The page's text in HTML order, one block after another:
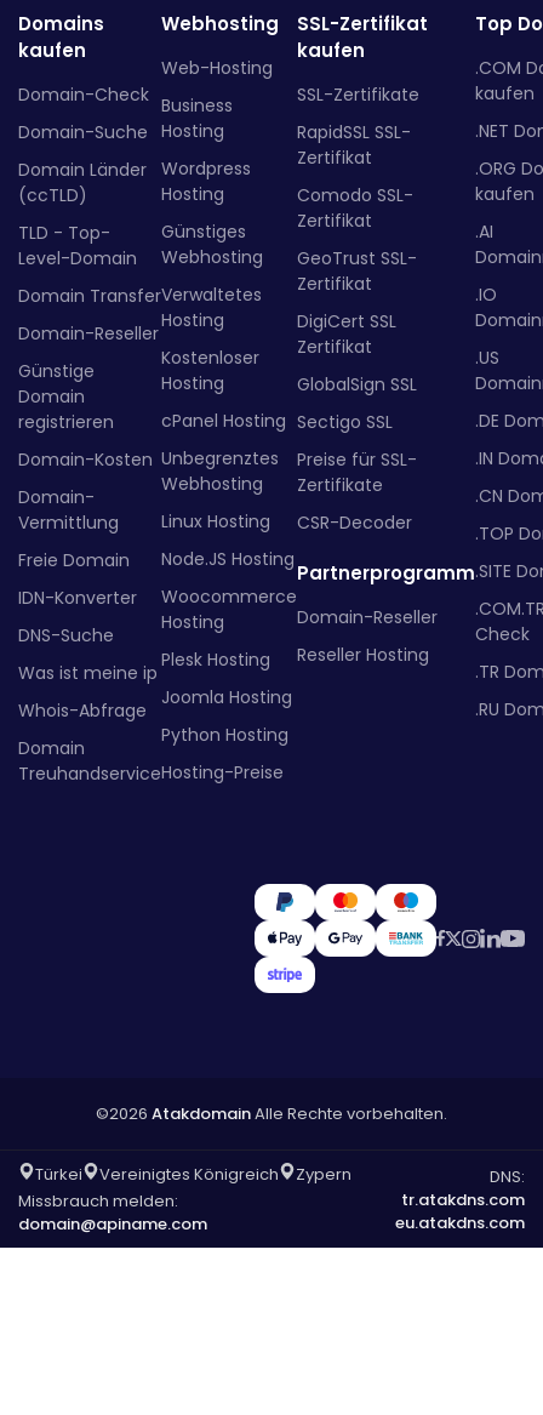
Domains
kaufen
Domain-Check
Domain-Suche
Domain Länder
(ccTLD)
TLD - Top-
Level-Domain
Domain Transfer
Domain-Reseller
Günstige
Domain
registrieren
Domain-Kosten
Domain-
Vermittlung
Freie Domain
IDN-Konverter
DNS-Suche
Was ist meine ip
Whois-Abfrage
Domain
Treuhandservice
Webhosting
Web-Hosting
Business
Hosting
Wordpress
Hosting
Günstiges
Webhosting
Verwaltetes
Hosting
Kostenloser
Hosting
cPanel Hosting
Unbegrenztes
Webhosting
Linux Hosting
Node.JS Hosting
Woocommerce
Hosting
Plesk Hosting
Joomla Hosting
Python Hosting
Hosting-Preise
SSL-Zertifikat
kaufen
SSL-Zertifikate
RapidSSL SSL-
Zertifikat
Comodo SSL-
Zertifikat
GeoTrust SSL-
Zertifikat
DigiCert SSL
Zertifikat
GlobalSign SSL
Sectigo SSL
Preise für SSL-
Zertifikate
CSR-Decoder
Partnerprogramm
Domain-Reseller
Reseller Hosting
Top
.COM
kaufen
.NET
.ORG
kaufen
.AI
.IO
.US
.DE
.IN
.CN
.TOP
.SITE
Check
.TR
.RU
©2026 AtakdomainAlle Rechte vorbehalten.
Türkei Vereinigtes Königreich
Zypern
Missbrauch melden:
domain@apiname.com
DNS:
tr.atakdns.com
eu.atakdns.com